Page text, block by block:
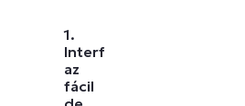
1.
Interf
az
fácil